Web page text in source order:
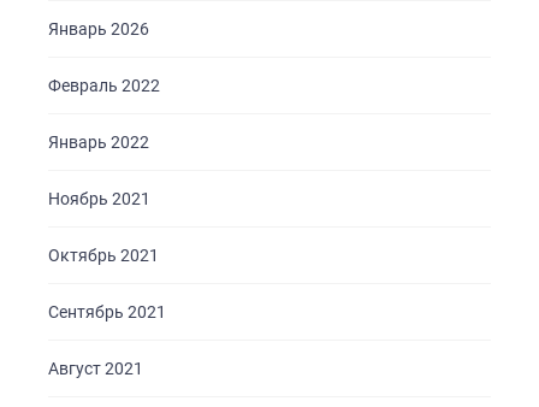
Январь 2026
Февраль 2022
Январь 2022
Ноябрь 2021
Октябрь 2021
Сентябрь 2021
Август 2021
БРИФЫ
КОНТАКТЫ